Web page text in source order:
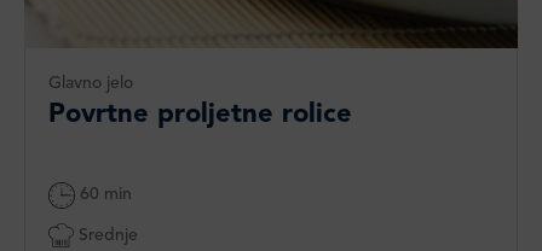
Glavno jelo
Povrtne proljetne rolice
60 min
Srednje